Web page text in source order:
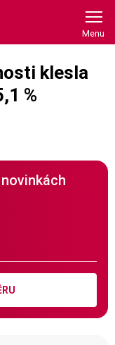
klesla
%